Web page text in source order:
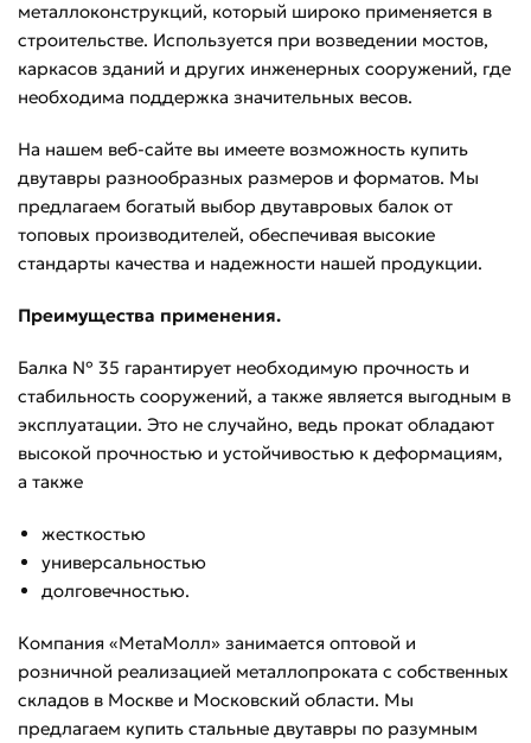
металлоконструкций, который широко применяется в
строительстве. Используется при возведении мостов,
каркасов зданий и других инженерных сооружений, где
необходима поддержка значительных весов.
На нашем веб-сайте вы имеете возможность купить
двутавры разнообразных размеров и форматов. Мы
предлагаем богатый выбор двутавровых балок от
топовых производителей, обеспечивая высокие
стандарты качества и надежности нашей продукции.
Преимущества применения.
Балка № 35 гарантирует необходимую прочность и
стабильность сооружений, а также является выгодным в
эксплуатации. Это не случайно, ведь прокат обладают
высокой прочностью и устойчивостью к деформациям,
а также
жесткостью
универсальностью
долговечностью.
Компания «МетаМолл» занимается оптовой и
розничной реализацией металлопроката с собственных
складов в Москве и Московский области. Мы
предлагаем купить стальные двутавры по разумным